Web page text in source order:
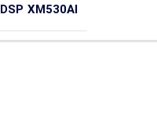
DSP XM530AI